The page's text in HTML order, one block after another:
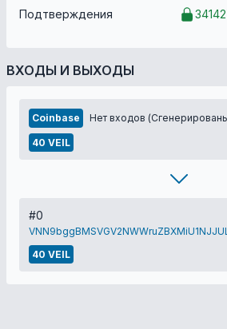
Подтверждения
ВХОДЫ И ВЫХОДЫ
Coinbase Нет входов
40 VEIL
#0
40 VEIL